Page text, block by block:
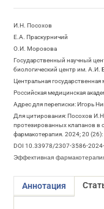
И.Н. Посохов
Е.А. Праскурничий
О.И. Морозова
Государственный научный
биологический центр им. А.И.
Центральная
Российская медицинская
Адрес для переписки: Игорь
Для цитирования: Посохов
протезированных клапанов в
фармакотерапия. 2024; 20 (26):
DOI 10.33978/2307-3586-
Эффективная
Аннотация